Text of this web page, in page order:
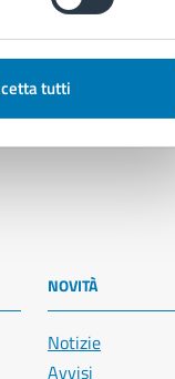
tutti
NOVITÀ
Notizie
Avvisi